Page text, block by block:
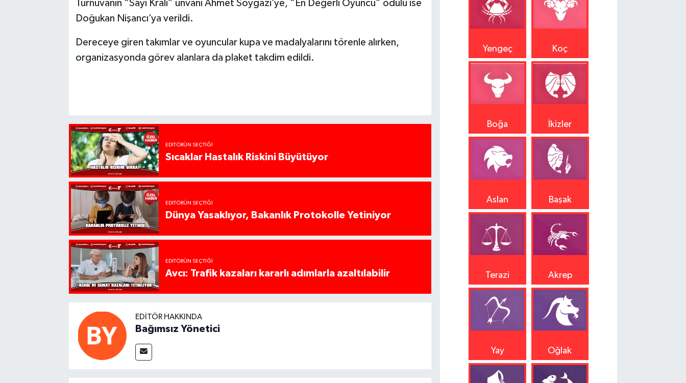
Turnuvanın “Sayı Kralı” unvanı Ahmet Soygazi’ye, “En Değerli Oyuncu” ödülü ise
Doğukan Nişancı’ya verildi.
Dereceye giren takımlar ve oyuncular kupa ve madalyalarını törenle alırken,
organizasyonda görev alanlara da plaket takdim edildi.
EDITÖRÜN SEÇTIĞI
Sıcaklar Hastalık Riskini Büyütüyor
EDITÖRÜN SEÇTIĞI
Dünya Yasaklıyor, Bakanlık Protokolle Yetiniyor
EDITÖRÜN SEÇTIĞI
Avcı: Trafik kazaları kararlı adımlarla azaltılabilir
EDITÖR HAKKINDA
Bağımsız Yönetici
Yengeç Koç
Boğa İkizler
Aslan Başak
Terazi Akrep
Yay Oğlak